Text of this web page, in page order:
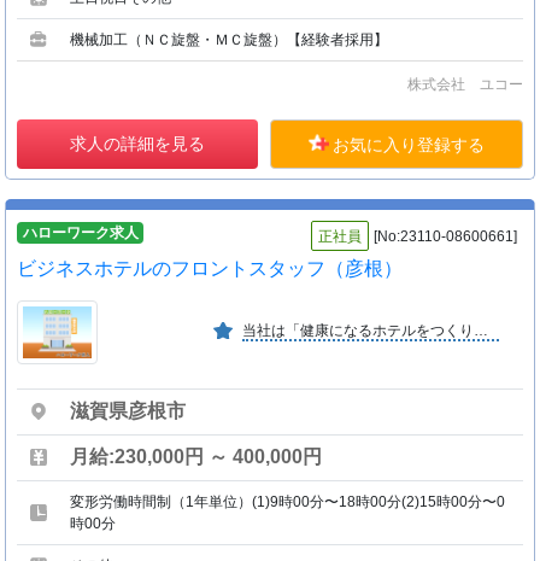
機械加工（ＮＣ旋盤・ＭＣ旋盤）【経験者採用】
株式会社 ユコー
求人の詳細を見る お気に入り登録する
ハローワーク求人 正社員 [No:23110-08600661]
ビジネスホテルのフロントスタッフ（彦根）
滋賀県彦根市
月給:230,000円 ～ 400,000円
変形労働時間制（1年単位）(1)9時00分〜18時00分(2)15時00分〜0
時00分